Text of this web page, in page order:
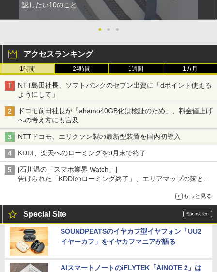
認したい10のこと
● ● ●
アクセスランキング
1時間 24時間 1週間 1カ月
NTT島田社長、ソフトバンクのセブン出資に「dポイント使える
ようにして」
ドコモ前田社長が「ahamo40GB化は検証のため」、料金値上げ
への考え方にも言及
NTTドコモ、エリクソン製の最新型装置を国内初導入
KDDI、楽天へのローミングを9月末で終了
[石川温の「スマホ業界 Watch」]
告げられた「KDDIのローミング終了」、エリアマップの落とし
もっと見る
Special Site
SOUNDPEATSのイヤカフ型イヤフォン「UU2
イヤーカフ」をイヤカフマニアが語る
AIスマートノートのiFLYTEK「AINOTE 2」は